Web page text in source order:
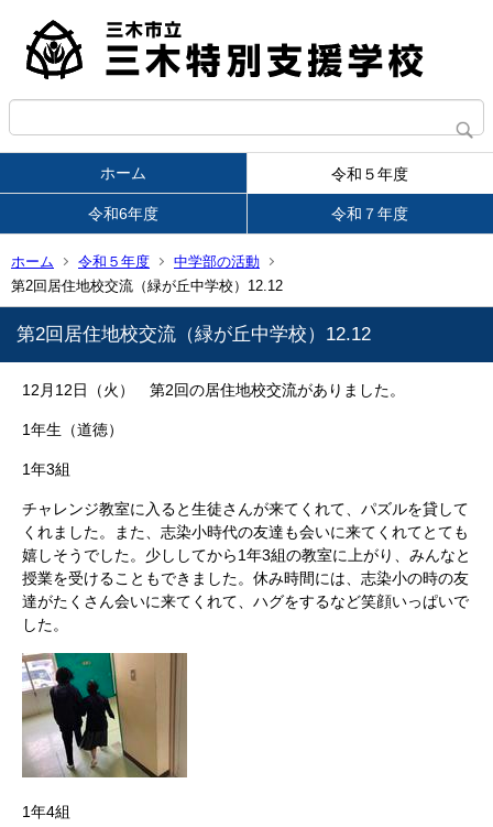
ホーム 令和５年度
令和6年度 令和７年度
ホーム 令和５年度
中学部の活動
第2回居住地校交流（緑が丘中学校）12.12
第2回居住地校交流（緑が丘中学校）12.12
12月12日（火） 第2回の居住地校交流がありました。
1年生（道徳）
1年3組
チャレンジ教室に入ると生徒さんが来てくれて、パズルを貸して
くれました。また、志染小時代の友達も会いに来てくれてとても
嬉しそうでした。少ししてから1年3組の教室に上がり、みんなと
授業を受けることもできました。休み時間には、志染小の時の友
達がたくさん会いに来てくれて、ハグをするなど笑顔いっぱいで
した。
1年4組